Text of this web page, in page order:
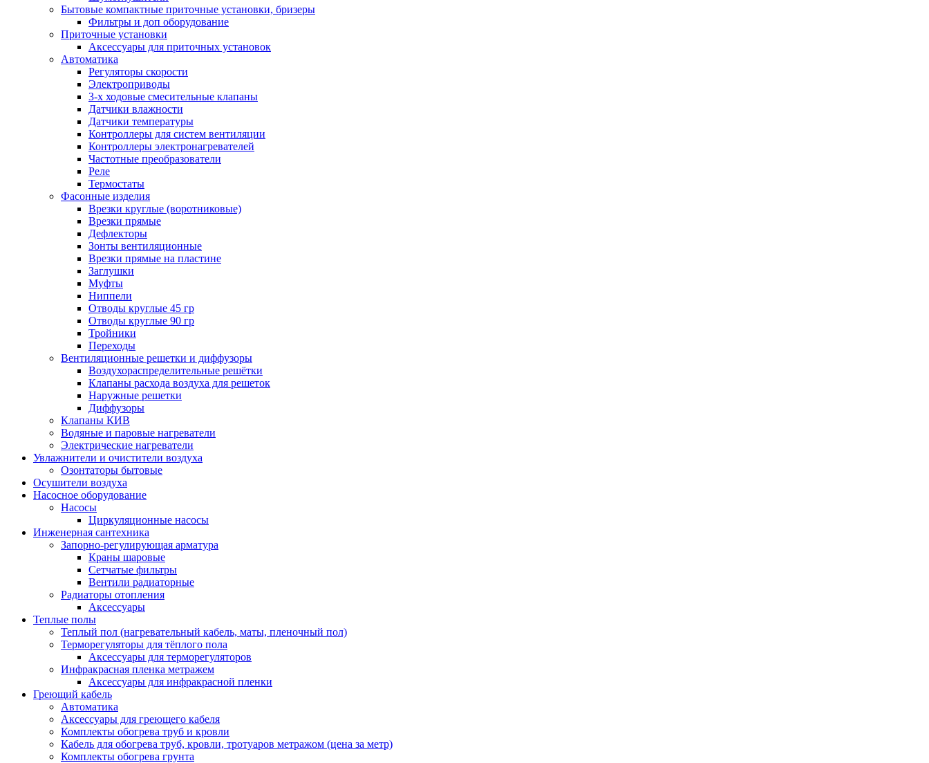
Бытовые компактные приточные установки, бризеры
Фильтры и доп оборудование
Приточные установки
Аксессуары для приточных установок
Автоматика
Регуляторы скорости
Электроприводы
3-х ходовые смесительные клапаны
Датчики влажности
Датчики температуры
Контроллеры для систем вентиляции
Контроллеры электронагревателей
Частотные преобразователи
Реле
Термостаты
Фасонные изделия
Врезки круглые (воротниковые)
Врезки прямые
Дефлекторы
Зонты вентиляционные
Врезки прямые на пластине
Заглушки
Муфты
Ниппели
Отводы круглые 45 гр
Отводы круглые 90 гр
Тройники
Переходы
Вентиляционные решетки и диффузоры
Воздухораспределительные решётки
Клапаны расхода воздуха для решеток
Наружные решетки
Диффузоры
Клапаны КИВ
Водяные и паровые нагреватели
Электрические нагреватели
Увлажнители и очистители воздуха
Озонтаторы бытовые
Осушители воздуха
Насосное оборудование
Насосы
Циркуляционные насосы
Инженерная сантехника
Запорно-регулирующая арматура
Краны шаровые
Сетчатые фильтры
Вентили радиаторные
Радиаторы отопления
Аксессуары
Теплые полы
Теплый пол (нагревательный кабель, маты, пленочный пол)
Терморегуляторы для тёплого пола
Аксессуары для терморегуляторов
Инфракрасная пленка метражем
Аксессуары для инфракрасной пленки
Греющий кабель
Автоматика
Аксессуары для греющего кабеля
Комплекты обогрева труб и кровли
Кабель для обогрева труб, кровли, тротуаров метражом (цена за метр)
Комплекты обогрева грунта